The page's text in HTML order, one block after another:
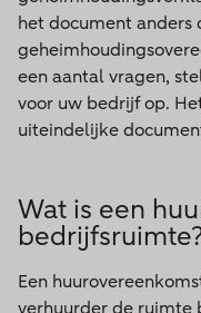
het document anders
een aantal vragen,
voor uw bedrijf op.
uiteindelijke
Wat is een
Een